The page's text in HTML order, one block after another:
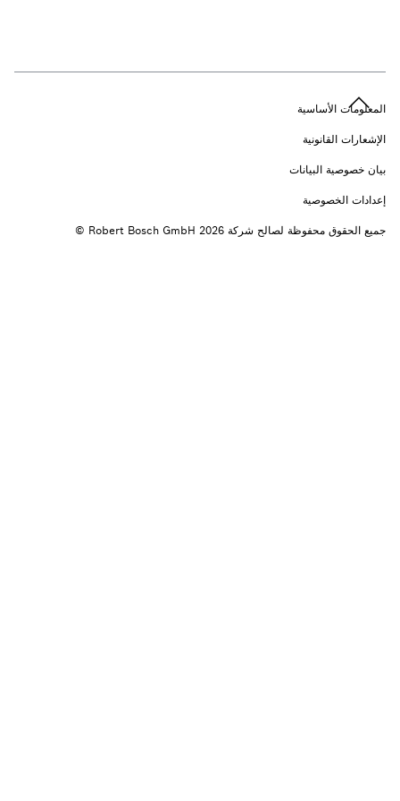
المعلومات الأساسية
الإشعارات القانونية
بيان خصوصية البيانات
إعدادات الخصوصية
جميع الحقوق محفوظة لصالح شركة 2026 ‎© Robert Bosch GmbH